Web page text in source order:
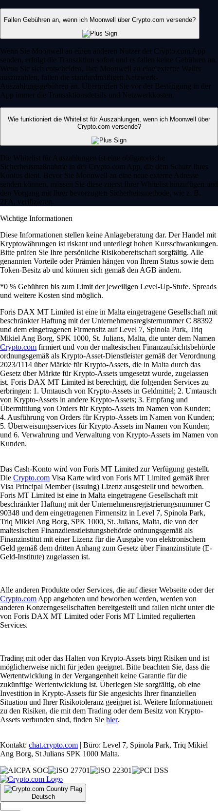
Fallen Gebühren an, wenn ich Moonwell über Crypto.com versende?
Wenn Sie Moonwell an einen anderen Nutzer der Crypto.com App
senden, erfolgt die Transaktion sofort und es fallen keine Gebühren an.
Wenn Sie sich entscheiden, Ihre Moonwell an eine externe Wallet
auszuzahlen, fallen die standardmäßigen Netzwerk-
Auszahlungsgebühren an. Überprüfen Sie vor der Bestätigung in der
App immer die Transaktionsdetails und Netzwerkkosten.
Wie funktioniert die Whitelist für Auszahlungen, wenn ich Moonwell über
Crypto.com versende?
Die Whitelist für Auszahlungen ist eine obligatorische
Sicherheitsmaßnahme in der Crypto.com App, die dem Schutz Ihres
Kontos dient. Bevor Sie Moonwell an eine neue externe Adresse
senden können, müssen Sie diese zuerst Ihrer Whitelist hinzufügen und
den Vorgang mit Ihrer bevorzugten Sicherheitsmethode, wie z. B.
2FA, verifizieren.
Wichtige Informationen
Diese Informationen stellen keine Anlageberatung dar. Der Handel mit
Kryptowährungen ist riskant und unterliegt hohen Kursschwankungen.
Bitte prüfen Sie Ihre persönliche Risikobereitschaft sorgfältig. Alle
genannten Vorteile oder Prämien hängen von Ihrem Status sowie dem
Token-Besitz ab und können sich gemäß den AGB ändern.
*0 % Gebühren bis zum Limit der jeweiligen Level-Up-Stufe. Spreads
und weitere Kosten sind möglich.
Foris DAX MT Limited ist eine in Malta eingetragene Gesellschaft mit
beschränkter Haftung mit der Unternehmensregisternummer C 88392
und dem eingetragenen Firmensitz auf Level 7, Spinola Park, Triq
Mikiel Ang Borg, SPK 1000, St. Julians, Malta, die unter dem Namen
Crypto.com firmiert und von der maltesischen Finanzaufsichtsbehörde
ordnungsgemäß als Krypto-Asset-Dienstleister gemäß der Verordnung
2023/1114 über Märkte für Krypto-Assets, die in Malta durch das
Gesetz über Märkte für Krypto-Assets umgesetzt wurde, zugelassen
ist. Foris DAX MT Limited ist berechtigt, die folgenden Services zu
erbringen: 1. Umtausch von Krypto-Assets in Geldmittel; 2. Umtausch
von Krypto-Assets in andere Krypto-Assets; 3. Empfang und
Übermittlung von Orders für Krypto-Assets im Namen von Kunden;
4. Ausführung von Orders für Krypto-Assets im Namen von Kunden;
5. Überweisungsservices für Krypto-Assets im Namen von Kunden;
und 6. Verwahrung und Verwaltung von Krypto-Assets im Namen von
Kunden.
Das Cash-Konto wird von Foris MT Limited zur Verfügung gestellt.
Die Crypto.com Visa Karte wird von Foris MT Limited gemäß ihrer
Visa Principal Member (Issuing) Lizenz ausgestellt und beworben.
Foris MT Limited ist eine in Malta eingetragene Gesellschaft mit
beschränkter Haftung mit der Unternehmensregistrierungsnummer C
90348 und dem eingetragenen Firmensitz in Level 7, Spinola Park,
Triq Mikiel Ang Borg, SPK 1000, St. Julians, Malta, die von der
maltesischen Finanzdienstleistungsbehörde ordnungsgemäß als
Finanzinstitut mit einer Lizenz für die Ausgabe von elektronischem
Geld gemäß dem dritten Anhang zum Gesetz über Finanzinstitute (E-
Geld-Institute) zugelassen ist.
Alle anderen Produkte oder Services, die auf dieser Webseite oder der
Crypto.com App angeboten und beworben werden, werden von
anderen Konzerngesellschaften bereitgestellt und fallen nicht unter die
von Foris DAX MT Limited oder Foris MT Limited regulierten
Services.
Trading mit oder das Halten von Krypto-Assets birgt Risiken und ist
möglicherweise nicht für jeden geeignet. Bitte beachten Sie, dass die
Wertentwicklung in der Vergangenheit keine Garantie für die
zukünftige Wertentwicklung ist. Überlegen Sie sorgfältig, ob eine
Investition in Krypto-Assets für Sie angesichts Ihrer finanziellen
Situation und Ihrer Risikotoleranz geeignet ist. Weitere Informationen
zu den Risiken, die mit dem Trading oder dem Besitz von Krypto-
Assets verbunden sind, finden Sie hier.
Kontakt: chat.crypto.com | Büro: Level 7, Spinola Park, Triq Mikiel
Ang Borg, St Julians SPK 1000 Malta.
Deutsch
|